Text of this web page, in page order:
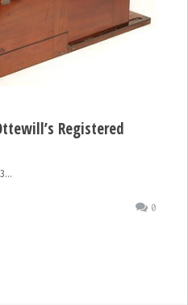
Registered
0